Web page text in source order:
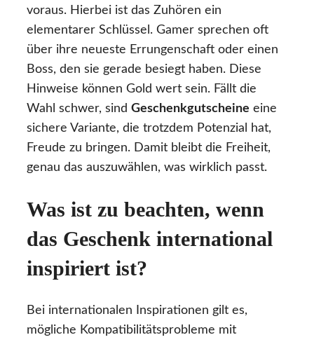
voraus. Hierbei ist das Zuhören ein
elementarer Schlüssel. Gamer sprechen oft
über ihre neueste Errungenschaft oder einen
Boss, den sie gerade besiegt haben. Diese
Hinweise können Gold wert sein. Fällt die
Wahl schwer, sind Geschenkgutscheine eine
sichere Variante, die trotzdem Potenzial hat,
Freude zu bringen. Damit bleibt die Freiheit,
genau das auszuwählen, was wirklich passt.
Was ist zu beachten, wenn
das Geschenk international
inspiriert ist?
Bei internationalen Inspirationen gilt es,
mögliche Kompatibilitätsprobleme mit